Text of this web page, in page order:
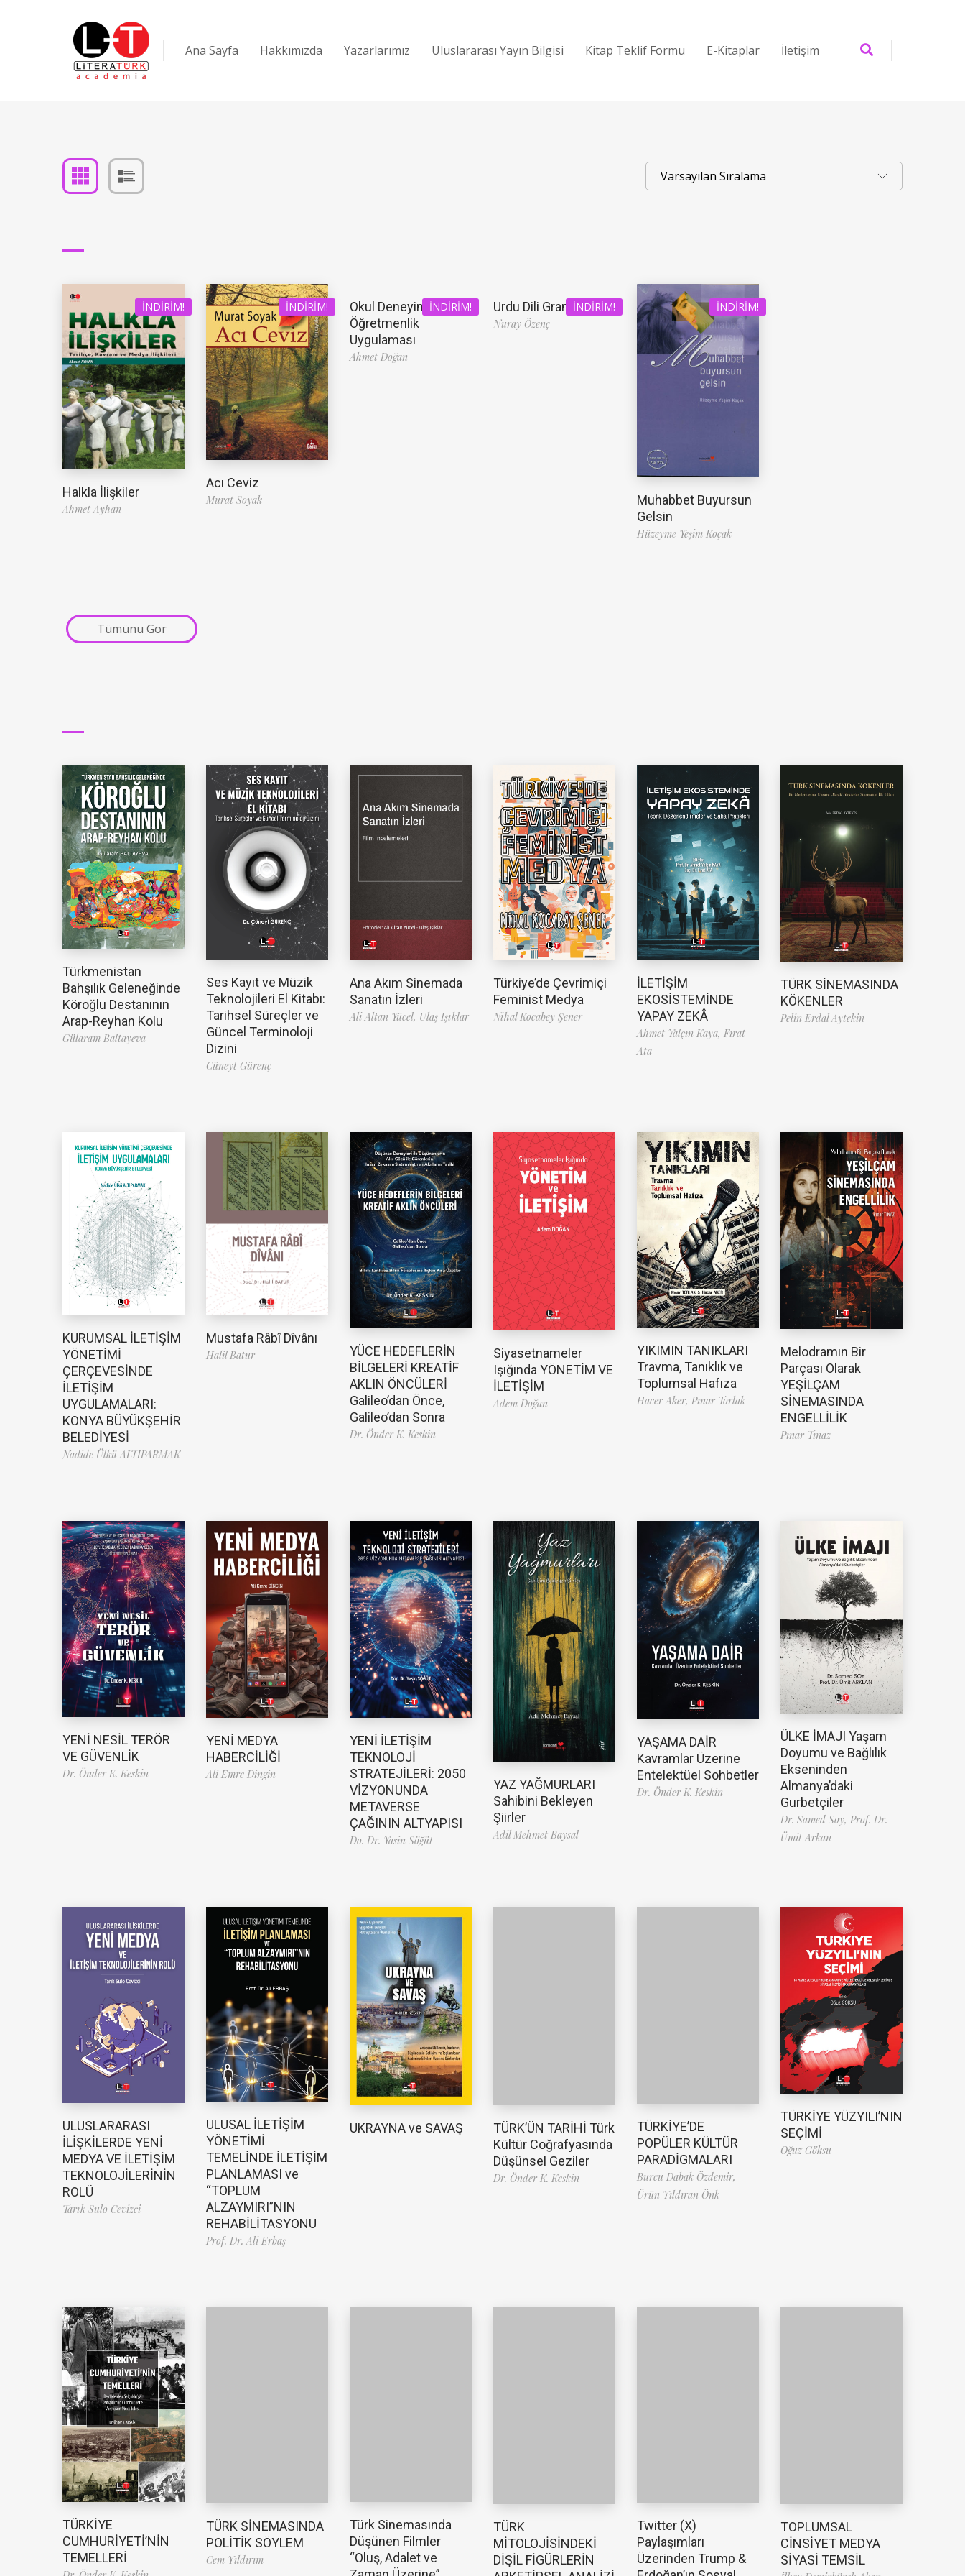
Ana Sayfa Hakkımızda Yazarlarımız Uluslararası Yayın Bilgisi Kitap Teklif Formu E-Kitaplar İletişim
İNDIRIM!
Halkla İlişkiler
Ahmet Ayhan
İNDIRIM!
Acı Ceviz
Murat Soyak
İNDIRIM!
Okul Deneyimi ve
Öğretmenlik
Uygulaması
Ahmet Doğan
İNDIRIM!
Urdu Dili Grameri
Nuray Özenç
İNDIRIM!
Muhabbet Buyursun
Gelsin
Hüzeyme Yeşim Koçak
Tümünü Gör
Türkmenistan
Bahşılık Geleneğinde
Köroğlu Destanının
Arap-Reyhan Kolu
Gülaram Baltayeva
Ses Kayıt ve Müzik
Teknolojileri El Kitabı:
Tarihsel Süreçler ve
Güncel Terminoloji
Dizini
Cüneyt Gürenç
Ana Akım Sinemada
Sanatın İzleri
Ali Altan Yücel, Ulaş Işıklar
Türkiye’de Çevrimiçi
Feminist Medya
Nihal Kocabey Şener
İLETİŞİM
EKOSİSTEMİNDE
YAPAY ZEKÂ
Ahmet Yalçın Kaya, Fırat
Ata
TÜRK SİNEMASINDA
KÖKENLER
Pelin Erdal Aytekin
KURUMSAL İLETİŞİM
YÖNETİMİ
ÇERÇEVESİNDE
İLETİŞİM
UYGULAMALARI:
KONYA BÜYÜKŞEHİR
BELEDİYESİ
Nadide Ülkü ALTIPARMAK
Mustafa Râbî Dîvânı
Halil Batur
YÜCE HEDEFLERİN
BİLGELERİ KREATİF
AKLIN ÖNCÜLERİ
Galileo’dan Önce,
Galileo’dan Sonra
Dr. Önder K. Keskin
Siyasetnameler
Işığında YÖNETİM VE
İLETİŞİM
Adem Doğan
YIKIMIN TANIKLARI
Travma, Tanıklık ve
Toplumsal Hafıza
Hacer Aker, Pınar Torlak
Melodramın Bir
Parçası Olarak
YEŞİLÇAM
SİNEMASINDA
ENGELLİLİK
Pınar Tınaz
YENİ NESİL TERÖR
VE GÜVENLİK
Dr. Önder K. Keskin
YENİ MEDYA
HABERCİLİĞİ
Ali Emre Dingin
YENİ İLETİŞİM
TEKNOLOJİ
STRATEJİLERİ: 2050
VİZYONUNDA
METAVERSE
ÇAĞININ ALTYAPISI
Do. Dr. Yasin Söğüt
YAZ YAĞMURLARI
Sahibini Bekleyen
Şiirler
Adil Mehmet Baysal
YAŞAMA DAİR
Kavramlar Üzerine
Entelektüel Sohbetler
Dr. Önder K. Keskin
ÜLKE İMAJI Yaşam
Doyumu ve Bağlılık
Ekseninden
Almanya’daki
Gurbetçiler
Dr. Samed Soy, Prof. Dr.
Ümit Arkan
ULUSLARARASI
İLİŞKİLERDE YENİ
MEDYA VE İLETİŞİM
TEKNOLOJİLERİNİN
ROLÜ
Tarık Sulo Cevizci
ULUSAL İLETİŞİM
YÖNETİMİ
TEMELİNDE İLETİŞİM
PLANLAMASI ve
“TOPLUM
ALZAYMIRI”NIN
REHABİLİTASYONU
Prof. Dr. Ali Erbaş
UKRAYNA ve SAVAŞ
TÜRK’ÜN TARİHİ Türk
Kültür Coğrafyasında
Düşünsel Geziler
Dr. Önder K. Keskin
TÜRKİYE’DE
POPÜLER KÜLTÜR
PARADİGMALARI
Burcu Dabak Özdemir,
Ürün Yıldıran Önk
TÜRKİYE YÜZYILI’NIN
SEÇİMİ
Oğuz Göksu
TÜRKİYE
CUMHURİYETİ’NİN
TEMELLERİ
TÜRK SİNEMASINDA
POLİTİK SÖYLEM
Cem Yıldırım
Türk Sinemasında
Düşünen Filmler
“Oluş, Adalet ve
TÜRK
MİTOLOJİSİNDEKİ
DİŞİL FİGÜRLERİN
Twitter (X)
Paylaşımları
Üzerinden Trump &
TOPLUMSAL
CİNSİYET MEDYA
SİYASİ TEMSİL